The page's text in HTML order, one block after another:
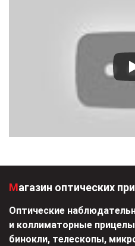
Магазин оптических
Оптические
и коллиматорные
бинокли, телескопы,